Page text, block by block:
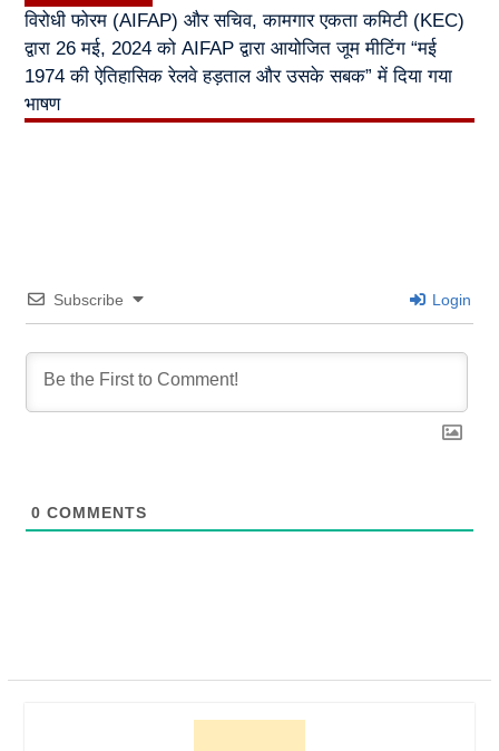
विरोधी फोरम (AIFAP) और सचिव, कामगार एकता कमिटी (KEC)
द्वारा 26 मई, 2024 को AIFAP द्वारा आयोजित जूम मीटिंग “मई
1974 की ऐतिहासिक रेलवे हड़ताल और उसके सबक” में दिया गया
भाषण
Subscribe Login
0 COMMENTS